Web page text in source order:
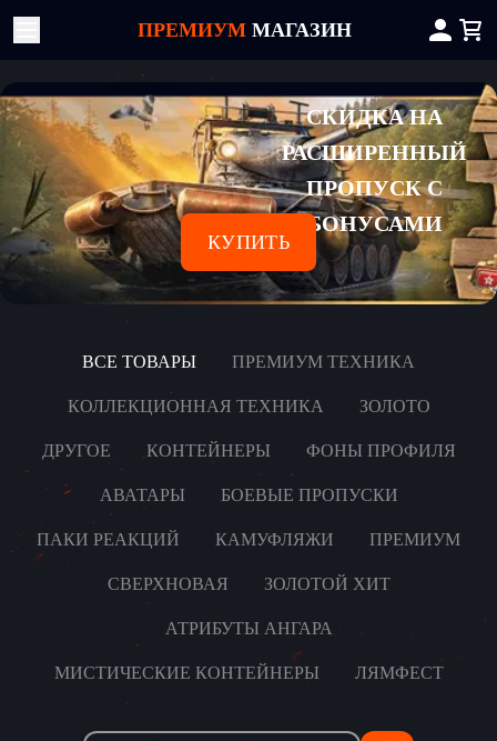
ПРЕМИУМ МАГАЗИН
СКИДКА НА
РАСШИРЕННЫЙ
ПРОПУСК С
БОНУСАМИ
КУПИТЬ
ВСЕ ТОВАРЫ ПРЕМИУМ ТЕХНИКА
КОЛЛЕКЦИОННАЯ ТЕХНИКА ЗОЛОТО
ДРУГОЕ КОНТЕЙНЕРЫ ФОНЫ ПРОФИЛЯ
АВАТАРЫ БОЕВЫЕ ПРОПУСКИ
ПАКИ РЕАКЦИЙ КАМУФЛЯЖИ ПРЕМИУМ
СВЕРХНОВАЯ ЗОЛОТОЙ ХИТ
АТРИБУТЫ АНГАРА
МИСТИЧЕСКИЕ КОНТЕЙНЕРЫ ЛЯМФЕСТ